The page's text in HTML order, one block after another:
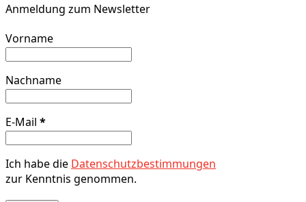
Anmeldung zum Newsletter
Vorname
Nachname
E-Mail *
Ich habe die Datenschutzbestimmungen
zur Kenntnis genommen.